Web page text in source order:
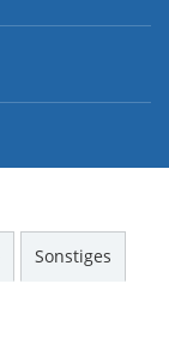
Sonstiges